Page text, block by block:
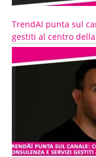
TrendAI punta sul
gestiti al centro